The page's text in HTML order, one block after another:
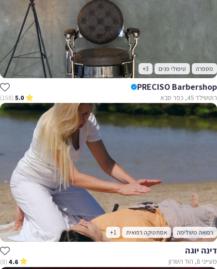
מספרה טיפולי פנים +3
PRECISO Barbershop
רוטשילד 45, כפר סבא 5.0
(158)
רפואה משלימה אסתטיקה רפואית +1
דינה יוגה
מעייני 8, הוד השרון 4.6
(8)